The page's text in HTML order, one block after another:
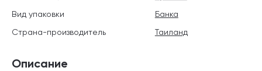
Описание
Вид упаковки
Банка
Страна-производитель
Таиланд